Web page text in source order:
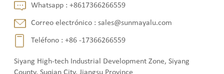
Whatsapp :+8617366266559
Correo electrónico :sales@sunmayalu.com
Teléfono :+86 -17366266559
Siyang High-tech Industrial Development Zone, Siyang